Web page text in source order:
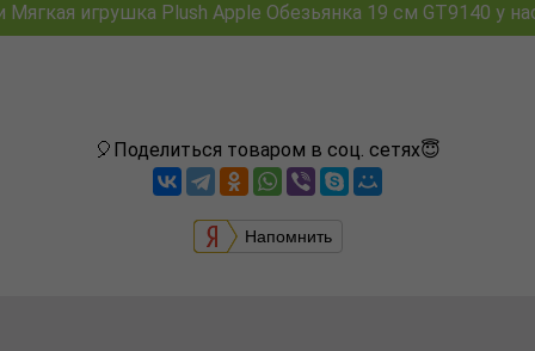
Мягкая игрушка Plush Apple Обезьянка 19 см GT9140 у
🎈Поделиться товаром в соц. сетях😇
Напомнить